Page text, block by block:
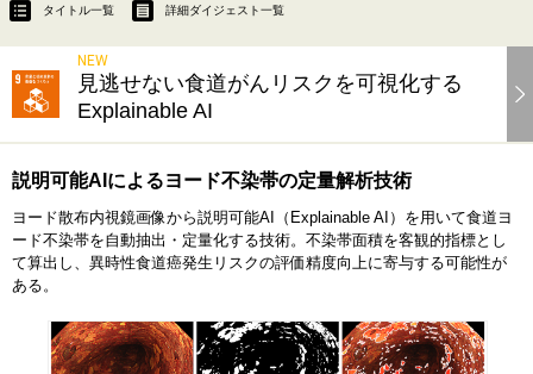
タイトル一覧 詳細ダイジェスト一覧
NEW
見逃せない食道がんリスクを可視化する
Explainable AI
説明可能AIによるヨード不染帯の定量解析技術
ヨード散布内視鏡画像から説明可能AI（Explainable AI）を用いて食道ヨ
ード不染帯を自動抽出・定量化する技術。不染帯面積を客観的指標とし
て算出し、異時性食道癌発生リスクの評価精度向上に寄与する可能性が
ある。